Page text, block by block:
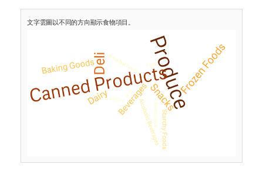
文字雲圖以不同的方向顯示食物項目。